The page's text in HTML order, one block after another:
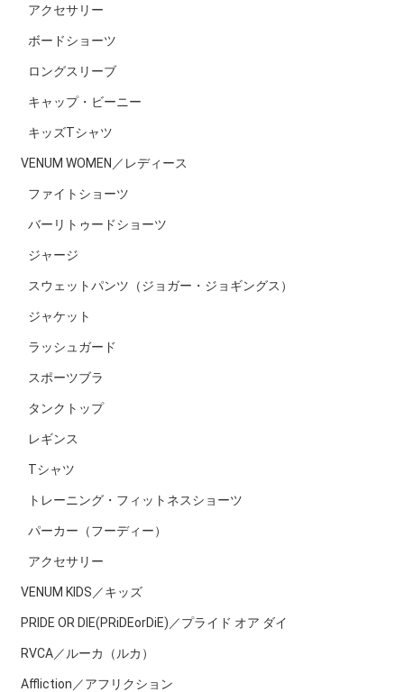
アクセサリー
ボードショーツ
ロングスリーブ
キャップ・ビーニー
キッズTシャツ
VENUM WOMEN／レディース
ファイトショーツ
バーリトゥードショーツ
ジャージ
スウェットパンツ（ジョガー・ジョギングス）
ジャケット
ラッシュガード
スポーツブラ
タンクトップ
レギンス
Tシャツ
トレーニング・フィットネスショーツ
パーカー（フーディー）
アクセサリー
VENUM KIDS／キッズ
PRIDE OR DIE(PRiDEorDiE)／プライド オア ダイ
RVCA／ルーカ（ルカ）
Affliction／アフリクション